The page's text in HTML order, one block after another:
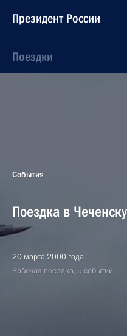
Президент России
Поездки
События
Поездка в
20 марта 2000 года
Рабочая поездка, 5 событий